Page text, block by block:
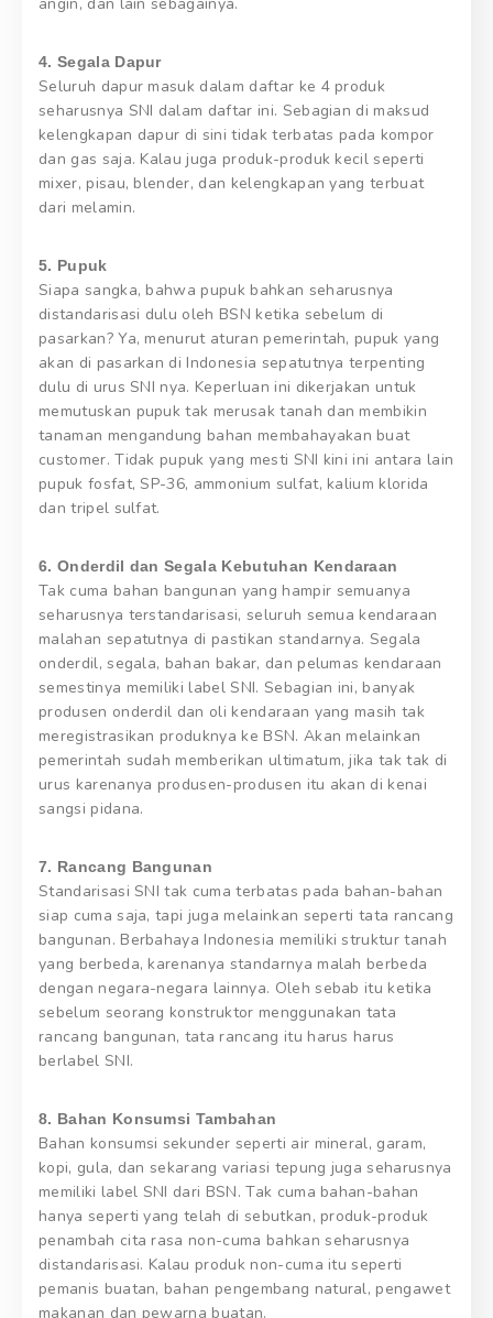
4. Segala Dapur
Seluruh dapur masuk dalam daftar ke 4 produk
seharusnya SNI dalam daftar ini. Sebagian di maksud
kelengkapan dapur di sini tidak terbatas pada kompor
dan gas saja. Kalau juga produk-produk kecil seperti
mixer, pisau, blender, dan kelengkapan yang terbuat
dari melamin.
5. Pupuk
Siapa sangka, bahwa pupuk bahkan seharusnya
distandarisasi dulu oleh BSN ketika sebelum di
pasarkan? Ya, menurut aturan pemerintah, pupuk yang
akan di pasarkan di Indonesia sepatutnya terpenting
dulu di urus SNI nya. Keperluan ini dikerjakan untuk
memutuskan pupuk tak merusak tanah dan membikin
tanaman mengandung bahan membahayakan buat
customer. Tidak pupuk yang mesti SNI kini ini antara lain
pupuk fosfat, SP-36, ammonium sulfat, kalium klorida
dan tripel sulfat.
6. Onderdil dan Segala Kebutuhan Kendaraan
Tak cuma bahan bangunan yang hampir semuanya
seharusnya terstandarisasi, seluruh semua kendaraan
malahan sepatutnya di pastikan standarnya. Segala
onderdil, segala, bahan bakar, dan pelumas kendaraan
semestinya memiliki label SNI. Sebagian ini, banyak
produsen onderdil dan oli kendaraan yang masih tak
meregistrasikan produknya ke BSN. Akan melainkan
pemerintah sudah memberikan ultimatum, jika tak tak di
urus karenanya produsen-produsen itu akan di kenai
sangsi pidana.
7. Rancang Bangunan
Standarisasi SNI tak cuma terbatas pada bahan-bahan
siap cuma saja, tapi juga melainkan seperti tata rancang
bangunan. Berbahaya Indonesia memiliki struktur tanah
yang berbeda, karenanya standarnya malah berbeda
dengan negara-negara lainnya. Oleh sebab itu ketika
sebelum seorang konstruktor menggunakan tata
rancang bangunan, tata rancang itu harus harus
berlabel SNI.
8. Bahan Konsumsi Tambahan
Bahan konsumsi sekunder seperti air mineral, garam,
kopi, gula, dan sekarang variasi tepung juga seharusnya
memiliki label SNI dari BSN. Tak cuma bahan-bahan
hanya seperti yang telah di sebutkan, produk-produk
penambah cita rasa non-cuma bahkan seharusnya
distandarisasi. Kalau produk non-cuma itu seperti
pemanis buatan, bahan pengembang natural, pengawet
makanan dan pewarna buatan.